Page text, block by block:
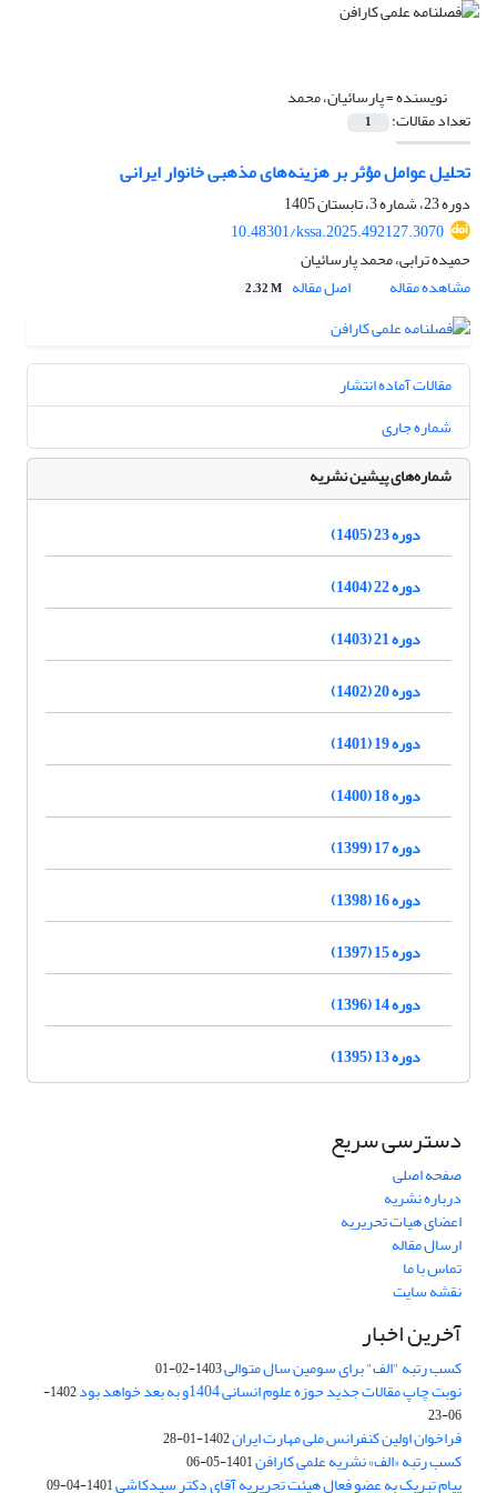
نویسنده =پارسائیان، محمد
تعداد مقالات: 1
تحلیل عوامل مؤثر بر هزینه‌های مذهبی خانوار ایرانی
دوره 23، شماره 3، تابستان 1405
10.48301/kssa.2025.492127.3070
حمیده ترابی، محمد پارسائیان
مشاهده مقاله
اصل مقاله 2.32 M
مقالات آماده انتشار
شماره جاری
شماره‌های پیشین نشریه
دوره 23 (1405)
دوره 22 (1404)
دوره 21 (1403)
دوره 20 (1402)
دوره 19 (1401)
دوره 18 (1400)
دوره 17 (1399)
دوره 16 (1398)
دوره 15 (1397)
دوره 14 (1396)
دوره 13 (1395)
دسترسی سریع
صفحه اصلی
درباره نشریه
اعضای هیات تحریریه
ارسال مقاله
تماس با ما
نقشه سایت
آخرین اخبار
کسب رتبه "الف" برای سومین سال متوالی1403-02-01
نوبت چاپ مقالات جدید حوزه علوم انسانی 1404و به بعد خواهد بود
1402-
06-23
فراخوان اولین کنفرانس ملی مهارت ایران1402-01-28
کسب رتبه «الف» نشریه علمی کارافن1401-05-06
پیام تبریک به عضو فعال هیئت تحریریه آقای دکتر سیدکاشی1401-04-09